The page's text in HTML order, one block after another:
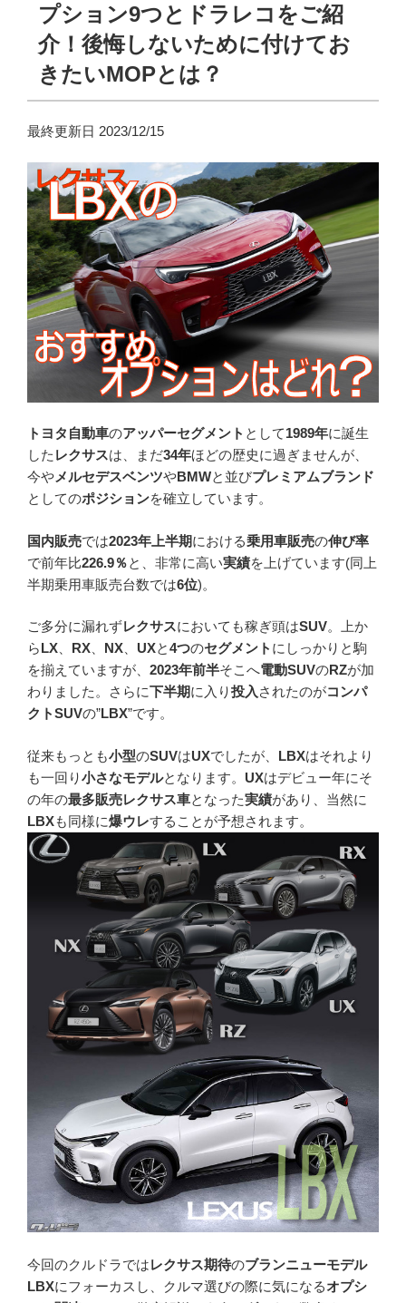
プション9つとドラレコをご紹
介！後悔しないために付けてお
きたいMOPとは？
最終更新日 2023/12/15
トヨタ自動車のアッパーセグメント として1989年に誕生
した レクサスは、まだ34年ほどの歴史に過ぎませんが、
今やメルセデスベンツやBMWと並びプレミアムブランド
としてのポジションを確立しています。
国内販売では2023年上半期における乗用車販売の伸び率
で前年比226.9％と、非常に高い実績を上げています(同上
半期乗用車販売台数では6位)。
ご多分に漏れずレクサスにおいても稼ぎ頭はSUV。上か
らLX RX NX UXと4つのセグメント にしっかりと駒
を揃えていますが、 2023年前半そこへ電動SUVのRZが加
わりました。さらに下半期に入り投入 されたのがコンパ
クトSUVの”LBX”です。
従来もっとも小型のSUVはUXでしたが、 LBXはそれより
も一回り小さなモデルとなります。 UXはデビュー年にそ
の年の最多販売レクサス車となった実績があり、当然に
LBXも同様に爆ウレすることが予想されます。
今回のクルドラではレクサス期待のブランニューモデル
LBXにフォーカスし、クルマ選びの際に気になるオプシ